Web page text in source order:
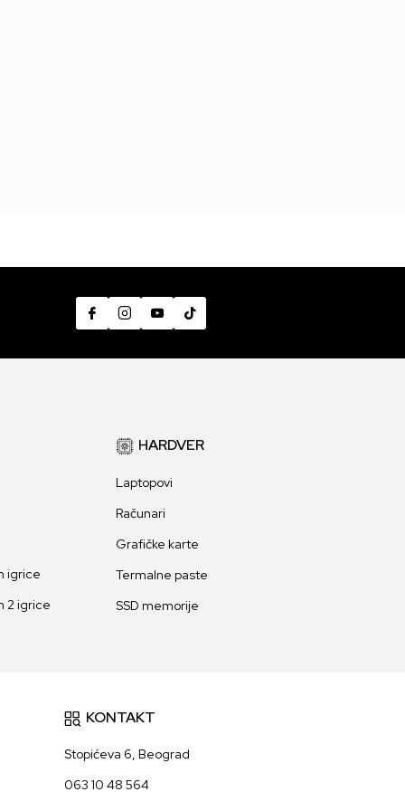
igrice
2 igrice
HARDVER
Laptopovi
Računari
Grafičke karte
Termalne paste
SSD memorije
KONTAKT
Stopićeva 6, Beograd
063 10 48 564